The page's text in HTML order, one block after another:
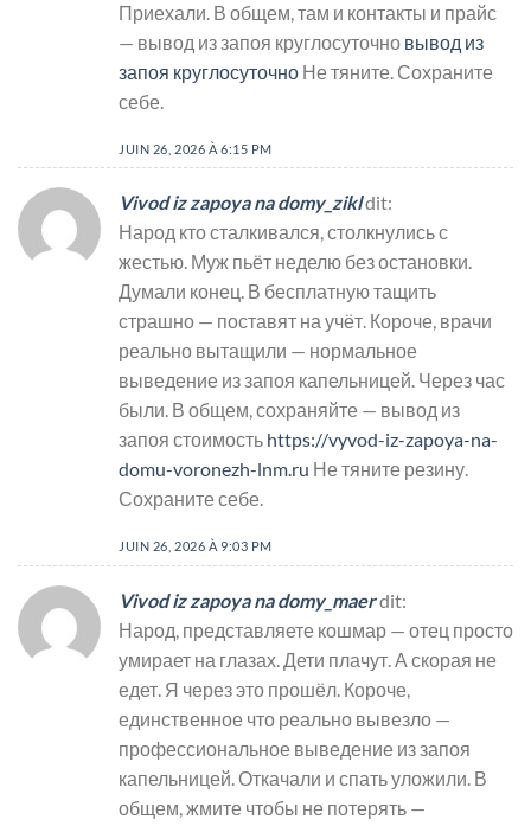
Приехали. В общем, там и контакты и прайс
— вывод из запоя круглосуточно вывод из
запоя круглосуточно Не тяните. Сохраните
себе.
JUIN 26, 2026 À 6:15 PM
Vivod iz zapoya na domy_zikldit:
Народ кто сталкивался, столкнулись с
жестью. Муж пьёт неделю без остановки.
Думали конец. В бесплатную тащить
страшно — поставят на учёт. Короче, врачи
реально вытащили — нормальное
выведение из запоя капельницей. Через час
были. В общем, сохраняйте — вывод из
запоя стоимость https://vyvod-iz-zapoya-na-
domu-voronezh-lnm.ru Не тяните резину.
Сохраните себе.
JUIN 26, 2026 À 9:03 PM
Vivod iz zapoya na domy_maerdit:
Народ, представляете кошмар — отец просто
умирает на глазах. Дети плачут. А скорая не
едет. Я через это прошёл. Короче,
единственное что реально вывезло —
профессиональное выведение из запоя
капельницей. Откачали и спать уложили. В
общем, жмите чтобы не потерять —